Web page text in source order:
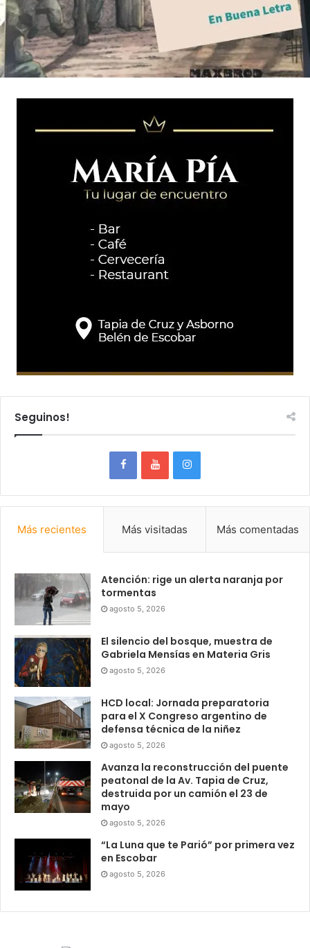
Seguinos!
Más recientes Más visitadas Más comentadas
Atención: rige un alerta naranja por
tormentas
agosto 5, 2026
El silencio del bosque, muestra de
Gabriela Mensías en Materia Gris
agosto 5, 2026
HCD local: Jornada preparatoria
para el X Congreso argentino de
defensa técnica de la niñez
agosto 5, 2026
Avanza la reconstrucción del puente
peatonal de la Av. Tapia de Cruz,
destruida por un camión el 23 de
mayo
agosto 5, 2026
“La Luna que te Parió” por primera vez
en Escobar
agosto 5, 2026